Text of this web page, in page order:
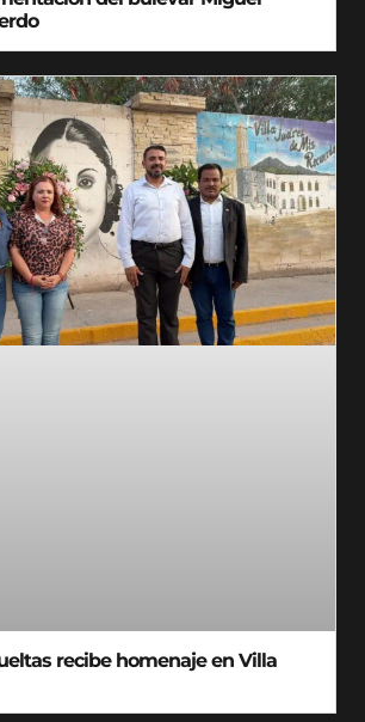
recibe homenaje en Villa